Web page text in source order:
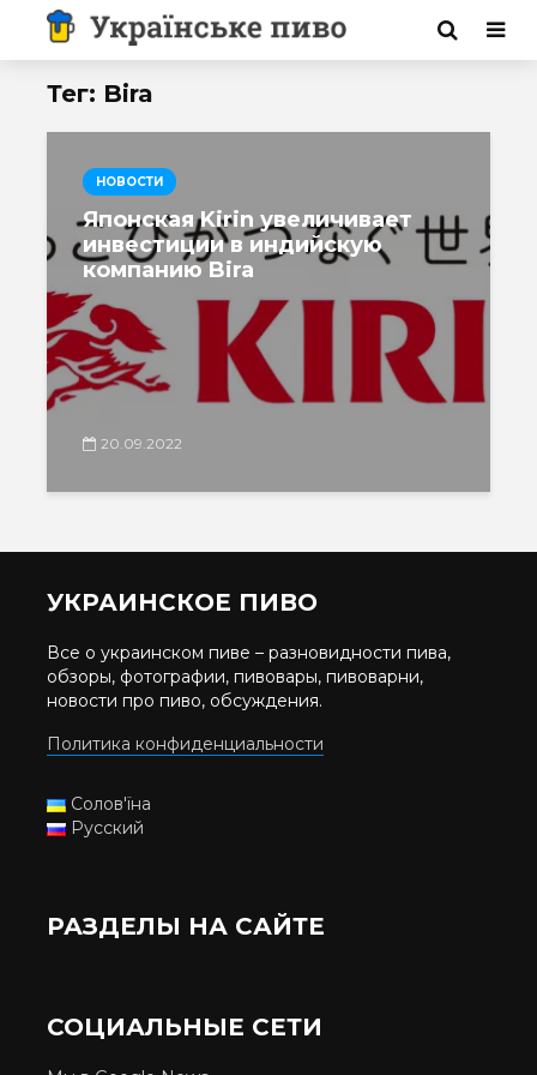
Тег: Bira
НОВОСТИ
Японская Kirin увеличивает
инвестиции в индийскую
компанию Bira
20.09.2022
УКРАИНСКОЕ ПИВО
Все о украинском пиве – разновидности пива,
обзоры, фотографии, пивовары, пивоварни,
новости про пиво, обсуждения.
Политика конфиденциальности
Солов'їна
Русский
РАЗДЕЛЫ НА САЙТЕ
СОЦИАЛЬНЫЕ СЕТИ